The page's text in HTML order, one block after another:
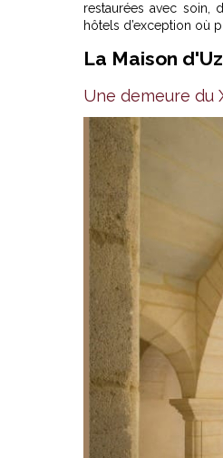
restaurées avec soin,
hôtels d’exception où
La Maison
Une demeure du